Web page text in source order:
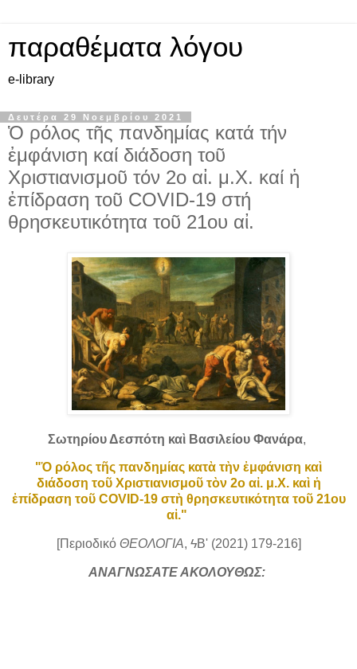
παραθέματα λόγου
e-library
Δευτέρα 29 Νοεμβρίου 2021
Ὁ ρόλος τῆς πανδημίας κατά τήν
ἐμφάνιση καί διάδοση τοῦ
Χριστιανισμοῦ τόν 2ο αἰ. μ.Χ. καί ἡ
ἐπίδραση τοῦ COVID-19 στή
θρησκευτικότητα τοῦ 21ου αἰ.
Σωτηρίου Δεσπότη καὶ Βασιλείου Φανάρα,
"Ὁ ρόλος τῆς πανδημίας κατὰ τὴν ἐμφάνιση καὶ
διάδοση τοῦ Χριστιανισμοῦ τὸν 2ο αἰ. μ.Χ. καὶ ἡ
ἐπίδραση τοῦ COVID-19 στὴ θρησκευτικότητα τοῦ 21ου
αἰ."
[Περιοδικό ΘΕΟΛΟΓΙΑ, ϟΒ' (2021) 179-216]
ΑΝΑΓΝΩΣΑΤΕ ΑΚΟΛΟΥΘΩΣ: